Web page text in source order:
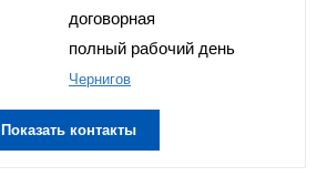
договорная
полный рабочий день
Чернигов
Показать контакты